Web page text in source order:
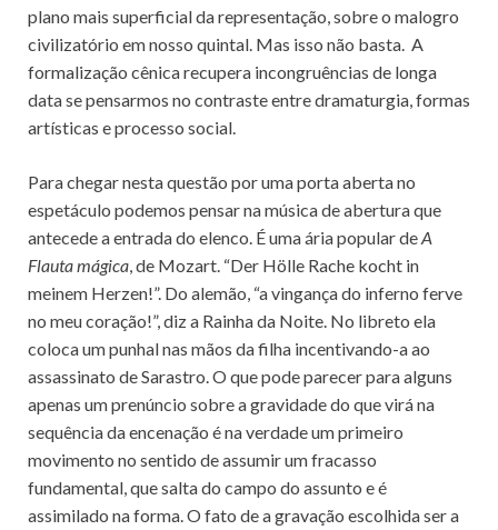
plano mais superficial da representação, sobre o malogro
civilizatório em nosso quintal. Mas isso não basta. A
formalização cênica recupera incongruências de longa
data se pensarmos no contraste entre dramaturgia, formas
artísticas e processo social.
Para chegar nesta questão por uma porta aberta no
espetáculo podemos pensar na música de abertura que
antecede a entrada do elenco. É uma ária popular deA
Flauta mágica, de Mozart. “Der Hölle Rache kocht in
meinem Herzen!”. Do alemão, “a vingança do inferno ferve
no meu coração!”, diz a Rainha da Noite. No libreto ela
coloca um punhal nas mãos da filha incentivando-a ao
assassinato de Sarastro. O que pode parecer para alguns
apenas um prenúncio sobre a gravidade do que virá na
sequência da encenação é na verdade um primeiro
movimento no sentido de assumir um fracasso
fundamental, que salta do campo do assunto e é
assimilado na forma. O fato de a gravação escolhida ser a